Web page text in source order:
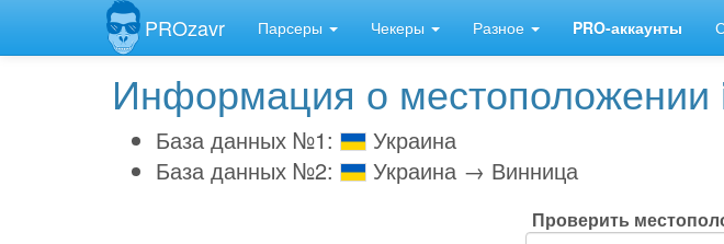
PROzavr Парсеры Чекеры Разное PRO-аккаунты
Информация о местоположении
База данных №1:
Украина
База данных №2:
Украина → Винница
Проверить